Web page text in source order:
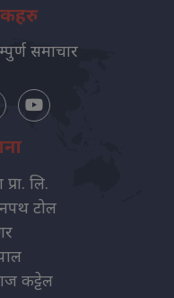
समाचार
लि.
टोल
कट्टेल